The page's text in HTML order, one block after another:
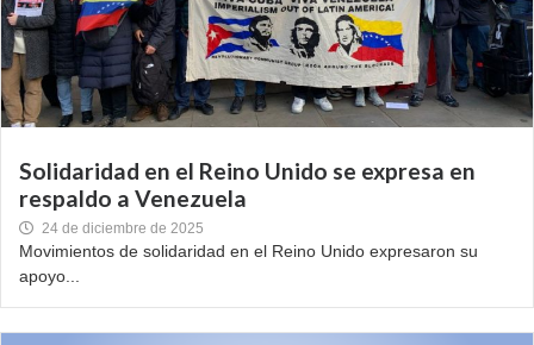
Solidaridad en el Reino Unido se expresa en
respaldo a Venezuela
24 de diciembre de 2025
Movimientos de solidaridad en el Reino Unido expresaron su
apoyo...